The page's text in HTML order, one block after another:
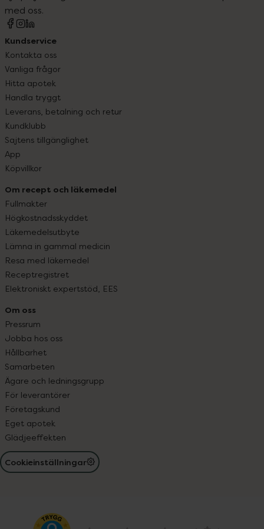
med oss.
Kundservice
Kontakta oss
Vanliga frågor
Hitta apotek
Handla tryggt
Leverans, betalning och retur
Kundklubb
Sajtens tillgänglighet
App
Köpvillkor
Om recept och läkemedel
Fullmakter
Högkostnadsskyddet
Läkemedelsutbyte
Lämna in gammal medicin
Resa med läkemedel
Receptregistret
Elektroniskt expertstöd, EES
Om oss
Pressrum
Jobba hos oss
Hållbarhet
Samarbeten
Ägare och ledningsgrupp
För leverantörer
Företagskund
Eget apotek
Glädjeeffekten
Cookieinställningar